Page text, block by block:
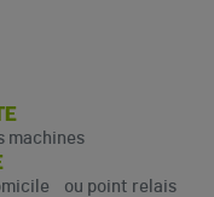
machines
ou point relais